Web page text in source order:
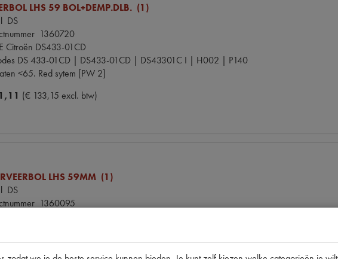
LHS 59 BOL+DEMP.DLB. (1)
DS
1360720
Citroën DS433-01CD
DS 433-01CD | DS433-01CD | DS43301C I | H002 | P140
<65. Red sytem [PW 2]
(€ 133,15 excl. btw)
LHS 59MM (1)
DS
1360095
<65. Red sytem [PW 2]